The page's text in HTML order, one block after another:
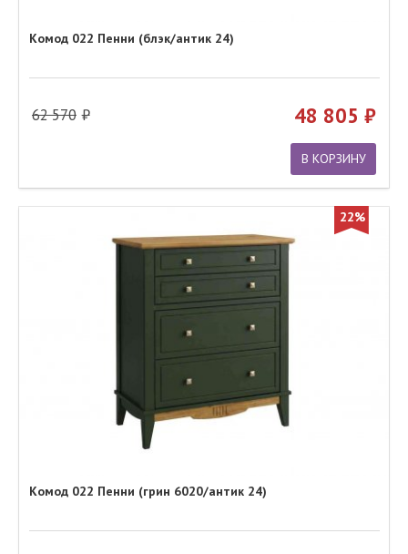
Комод 022 Пенни (блэк/антик 24)
62 570 48 805
В КОРЗИНУ
22%
Комод 022 Пенни (грин 6020/антик 24)